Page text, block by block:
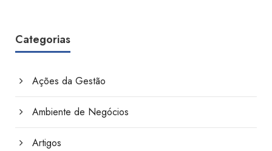
Categorias
Ações da Gestão
Ambiente de Negócios
Artigos